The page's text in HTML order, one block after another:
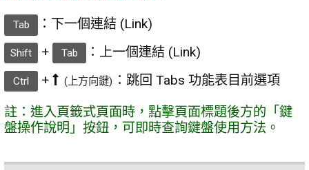
Tab ：下一個連結 (Link)
Shift + Tab ：上一個連結 (Link)
Ctrl + (上方向鍵) ：跳回 Tabs 功能表目前選項
註：進入頁籤式頁面時，點擊頁面標題後方的「鍵
盤操作說明」按鈕，可即時查詢鍵盤使用方法。